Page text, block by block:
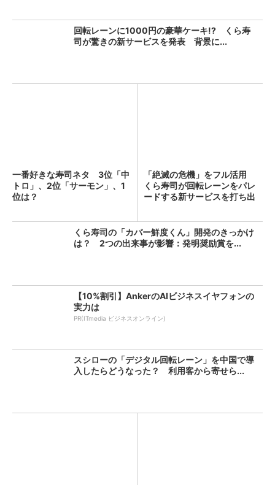
回転レーンに1000円の豪華ケーキ!? くら寿
司が驚きの新サービスを発表 背景に...
一番好きな寿司ネタ 3位「中
トロ」、2位「サーモン」、1
位は？
「絶滅の危機」をフル活用
くら寿司が回転レーンをパレ
ードする新サービスを打ち出
くら寿司の「カバー鮮度くん」開発のきっかけ
は？ 2つの出来事が影響：発明奨励賞を...
【10%割引】AnkerのAIビジネスイヤフォンの
実力は
PR(ITmedia ビジネスオンライン)
スシローの「デジタル回転レーン」を中国で導
入したらどうなった？ 利用客から寄せら...